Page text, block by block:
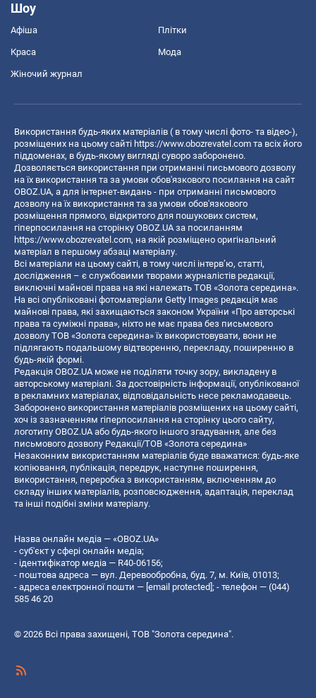
Шоу
Афіша Плітки
Краса Мода
Жіночий журнал
Використання будь-яких матеріалів ( в тому числі фото- та відео-),
розміщених на цьому сайті https://www.obozrevatel.com та всіх його
піддоменах, в будь-якому вигляді суворо заборонено.
Дозволяється використання при отриманні письмового дозволу
на їх використання та за умови обов'язкового посилання на сайт
OBOZ.UA, а для інтернет-видань - при отриманні письмового
дозволу на їх використання та за умови обов'язкового
розміщення прямого, відкритого для пошукових систем,
гіперпосилання на сторінку OBOZ.UA за посиланням
https://www.obozrevatel.com, на якій розміщено оригінальний
матеріал в першому абзаці матеріалу.
Всі матеріали на цьому сайті, в тому числі інтерв’ю, статті,
дослідження – є службовими творами журналістів редакції,
виключні майнові права на які належать ТОВ «Золота середина».
На всі опубліковані фотоматеріали Getty Images редакція має
майнові права, які захищаються законом України «Про авторські
права та суміжні права», ніхто не має права без письмового
дозволу ТОВ «Золота середина» їх використовувати, вони не
підлягають подальшому відтворенню, перекладу, поширенню в
будь-якій формі.
Редакція OBOZ.UA може не поділяти точку зору, викладену в
авторському матеріалі. За достовірність інформації, опублікованої
в рекламних матеріалах, відповідальність несе рекламодавець.
Заборонено використання матеріалів розміщених на цьому сайті,
хоч із зазначенням гіперпосилання на сторінку цього сайту,
логотипу OBOZ.UA або будь-якого іншого згадування, але без
письмового дозволу Редакції/ТОВ «Золота середина»
Незаконним використанням матеріалів буде вважатися: будь-яке
копiювання, публiкацiя, передрук, наступне поширення,
використання, переробка з використанням, включенням до
складу інших матеріалів, розповсюдження, адаптація, переклад
та інші подібні зміни матеріалу.
Назва онлайн медіа — «OBOZ.UA»
- суб'єкт у сфері онлайн медіа;
- ідентифікатор медіа — R40-06156;
- поштова адреса — вул. Деревообробна, буд. 7, м. Київ, 01013;
- адреса електронної пошти — [email protected] ; - телефон — (044)
585 46 20
© 2026 Всі права захищені, ТОВ "Золота середина".